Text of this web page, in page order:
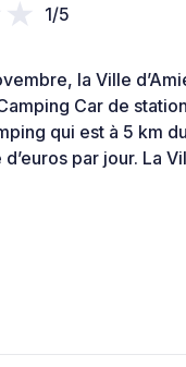
1/5
la Ville
Car de
qui est à 5 km
d’euros par jour. La